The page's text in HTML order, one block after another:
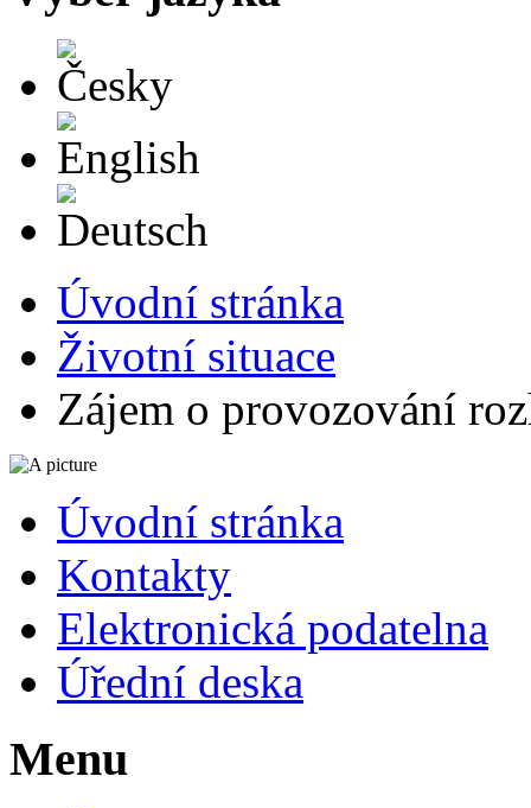
Úvodní stránka
Životní situace
Zájem o provozování
Úvodní stránka
Kontakty
Elektronická podatelna
Úřední deska
Menu